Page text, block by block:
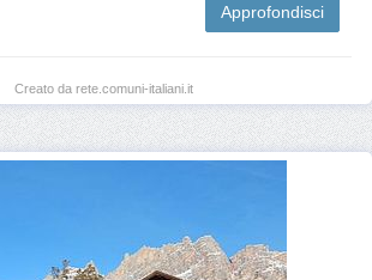
Approfondisci
Creato da rete.comuni-italiani.it